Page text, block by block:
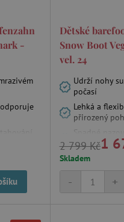
-
Dětské
Snow Boot
vel. 24
Udrží nohy
počasí
Lehká a
přirozený
Snadné
tkaniček
2 799 Kč1
Skladem
+
-